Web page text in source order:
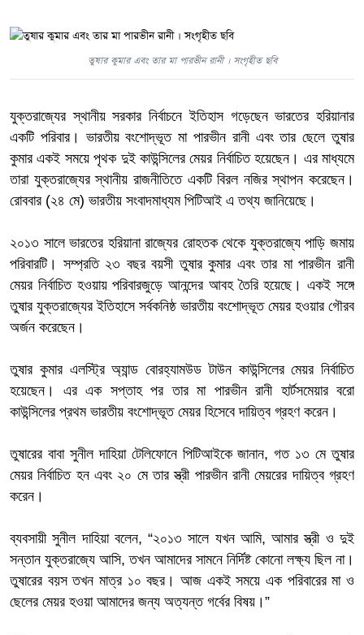
তুষার কুমার এবং তার মা পারভীন রানী । সংগৃহীত ছবি
যুক্তরাজ্যের স্থানীয় সরকার নির্বাচনে ইতিহাস গড়েছেন ভারতের হরিয়ানার
একটি পরিবার। ভারতীয় বংশোদ্ভূত মা পারভীন রানী এবং তার ছেলে তুষার
কুমার একই সময়ে পৃথক দুই কাউন্সিলের মেয়র নির্বাচিত হয়েছেন। এর মাধ্যমে
তারা যুক্তরাজ্যের স্থানীয় রাজনীতিতে একটি বিরল নজির স্থাপন করেছেন।
রোববার (২৪ মে) ভারতীয় সংবাদমাধ্যম পিটিআই এ তথ্য জানিয়েছে।
২০১৩ সালে ভারতের হরিয়ানা রাজ্যের রোহতক থেকে যুক্তরাজ্যে পাড়ি জমায়
পরিবারটি। সম্প্রতি ২৩ বছর বয়সী তুষার কুমার এবং তার মা পারভীন রানী
মেয়র নির্বাচিত হওয়ায় পরিবারজুড়ে আনন্দের আবহ তৈরি হয়েছে। একই সঙ্গে
তুষার যুক্তরাজ্যের ইতিহাসে সর্বকনিষ্ঠ ভারতীয় বংশোদ্ভূত মেয়র হওয়ার গৌরব
অর্জন করেছেন।
তুষার কুমার এলস্ট্রি অ্যান্ড বোরহ্যামউড টাউন কাউন্সিলের মেয়র নির্বাচিত
হয়েছেন। এর এক সপ্তাহ পর তার মা পারভীন রানী হার্টসমেয়ার বরো
কাউন্সিলের প্রথম ভারতীয় বংশোদ্ভূত মেয়র হিসেবে দায়িত্ব গ্রহণ করেন।
তুষারের বাবা সুনীল দাহিয়া টেলিফোনে পিটিআইকে জানান, গত ১৩ মে তুষার
মেয়র নির্বাচিত হন এবং ২০ মে তার স্ত্রী পারভীন রানী মেয়রের দায়িত্ব গ্রহণ
করেন।
ব্যবসায়ী সুনীল দাহিয়া বলেন, “২০১৩ সালে যখন আমি, আমার স্ত্রী ও দুই
সন্তান যুক্তরাজ্যে আসি, তখন আমাদের সামনে নির্দিষ্ট কোনো লক্ষ্য ছিল না।
তুষারের বয়স তখন মাত্র ১০ বছর। আজ একই সময়ে এক পরিবারের মা ও
ছেলের মেয়র হওয়া আমাদের জন্য অত্যন্ত গর্বের বিষয়।”